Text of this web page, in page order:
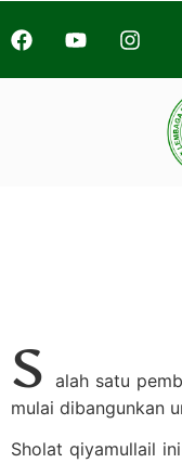
S alah satu
mulai dibangunkan
Sholat qiyamullail